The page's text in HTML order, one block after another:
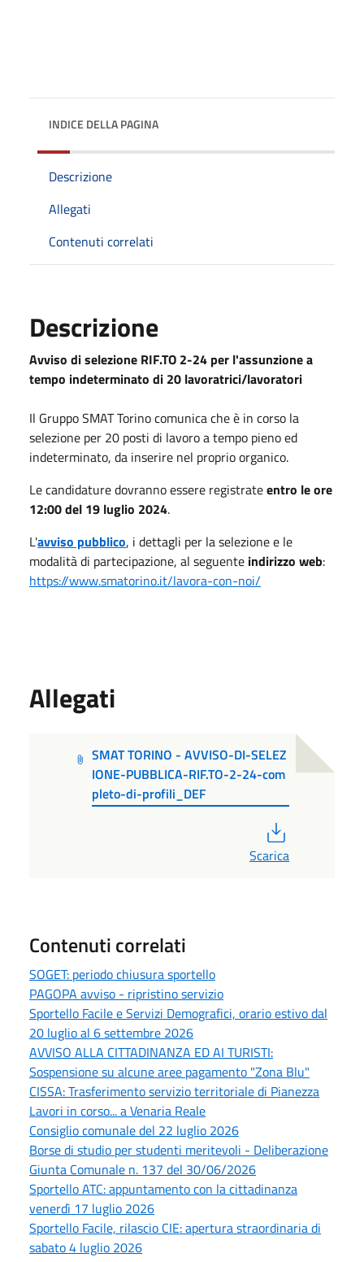
INDICE DELLA PAGINA
Descrizione
Allegati
Contenuti correlati
Descrizione
Avviso di selezione RIF.TO 2-24 per l'assunzione a
tempo indeterminato di 20 lavoratrici/lavoratori
Il Gruppo SMAT Torino comunica che è in corso la
selezione per 20 posti di lavoro a tempo pieno ed
indeterminato, da inserire nel proprio organico.
Le candidature dovranno essere registrateentro le ore
12:00 del 19 luglio 2024.
L'avviso pubblico, i dettagli per la selezione e le
modalità di partecipazione, al seguente indirizzo web:
https://www.smatorino.it/lavora-con-noi/
Allegati
SMAT TORINO - AVVISO-DI-SELEZ
IONE-PUBBLICA-RIF.TO-2-24-com
pleto-di-profili_DEF
Scarica
Contenuti correlati
SOGET: periodo chiusura sportello
PAGOPA avviso - ripristino servizio
Sportello Facile e Servizi Demografici, orario estivo dal
20 luglio al 6 settembre 2026
AVVISO ALLA CITTADINANZA ED AI TURISTI:
Sospensione su alcune aree pagamento "Zona Blu"
CISSA: Trasferimento servizio territoriale di Pianezza
Lavori in corso... a Venaria Reale
Consiglio comunale del 22 luglio 2026
Borse di studio per studenti meritevoli - Deliberazione
Giunta Comunale n. 137 del 30/06/2026
Sportello ATC: appuntamento con la cittadinanza
venerdì 17 luglio 2026
Sportello Facile, rilascio CIE: apertura straordinaria di
sabato 4 luglio 2026